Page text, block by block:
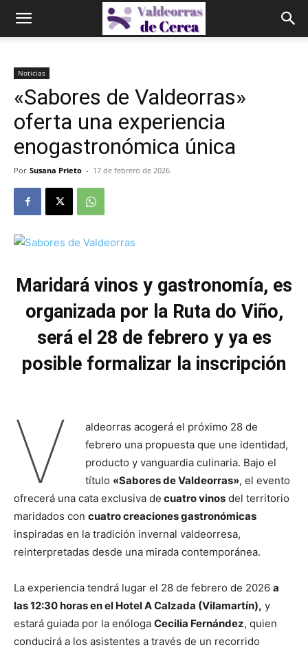
Noticias
«Sabores de Valdeorras»
oferta una experiencia
enogastronómica única
Por Susana Prieto - 17 de febrero de 2026
Maridará vinos y gastronomía, es
organizada por la Ruta do Viño,
será el 28 de febrero y ya es
posible formalizar la inscripción
V
aldeorras acogerá el próximo 28 de
febrero una propuesta que une identidad,
producto y vanguardia culinaria. Bajo el
título «Sabores de Valdeorras», el evento
ofrecerá una cata exclusiva de cuatro vinos del territorio
maridados con cuatro creaciones gastronómicas
inspiradas en la tradición invernal valdeorresa,
reinterpretadas desde una mirada contemporánea.
La experiencia tendrá lugar el 28 de febrero de 2026 a
las 12:30 horas en el Hotel A Calzada (Vilamartín), y
estará guiada por la enóloga Cecilia Fernández, quien
conducirá a los asistentes a través de un recorrido